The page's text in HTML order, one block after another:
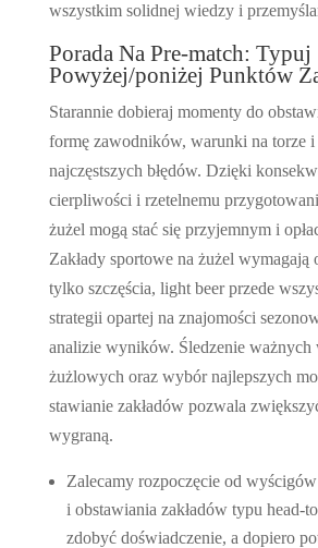
wszystkim solidnej wiedzy i
Porada Na Pre-match: Typuj
Powyżej/poniżej Punktów
Starannie dobieraj momenty do
formę zawodników, warunki na torze
najczęstszych błędów. Dzięki
cierpliwości i rzetelnemu
żużel mogą stać się przyjemnym i
Zakłady sportowe na żużel wymagają
tylko szczęścia, light beer przede
strategii opartej na znajomości
analizie wyników. Śledzenie ważnych
żużlowych oraz wybór najlepszych
stawianie zakładów pozwala
wygraną.
Zalecamy rozpoczęcie od
i obstawiania zakładów typu head-
zdobyć doświadczenie, a dopiero